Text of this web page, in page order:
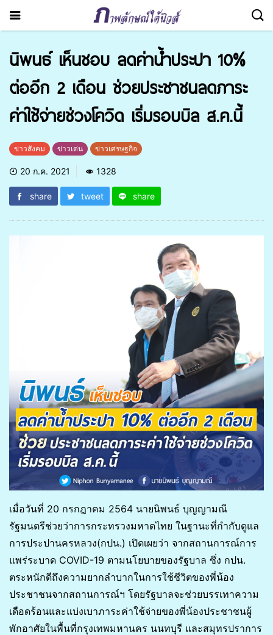
นิพนธ์ เห็นชอบ ลดค่าน้ำประปา 10%
ต่ออีก 2 เดือน ช่วยประชาชนลดภาระ
ค่าใช้จ่ายช่วงโควิด เริ่มรอบบิล ส.ค.นี้
ข่าวสังคม ข่าวเด่น ข่าวเศรษฐกิจ
20 ก.ค. 2021 1328
share tweet share
เมื่อวันที่ 20 กรกฎาคม 2564 นายนิพนธ์ บุญญามณี
รัฐมนตรีช่วยว่าการกระทรวงมหาดไทย ในฐานะที่กำกับดูแล
การประปานครหลวง(กปน.) เปิดเผยว่า จากสถานการณ์การ
แพร่ระบาด COVID-19 ตามนโยบายของรัฐบาล ซึ่ง กปน.
ตระหนักดีถึงความยากลำบากในการใช้ชีวิตของพี่น้อง
ประชาชนจากสถานการณ์ฯ โดยรัฐบาลจะช่วยบรรเทาความ
เดือดร้อนและแบ่งเบาภาระค่าใช้จ่ายของพี่น้องประชาชนผู้
พักอาศัยในพื้นที่กรุงเทพมหานคร นนทบุรี และสมุทรปราการ